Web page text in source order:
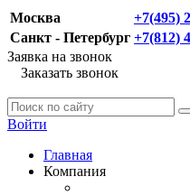
Москва
+7(495)
Санкт - Петербург +7(812)
Заявка на звонок
Заказать звонок
Войти
Главная
Компания